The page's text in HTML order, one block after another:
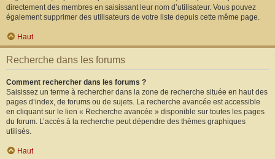
directement des membres en saisissant leur nom d’utilisateur. Vous pouvez
également supprimer des utilisateurs de votre liste depuis cette même page.
Haut
Recherche dans les forums
Comment rechercher dans les forums ?
Saisissez un terme à rechercher dans la zone de recherche située en haut des
pages d’index, de forums ou de sujets. La recherche avancée est accessible
en cliquant sur le lien « Recherche avancée » disponible sur toutes les pages
du forum. L’accès à la recherche peut dépendre des thèmes graphiques
utilisés.
Haut